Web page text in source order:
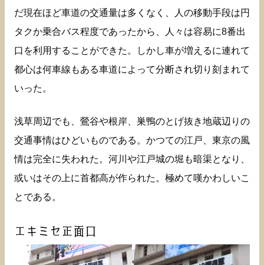
だ現在ほど車道の交通量は多くなく、人の移動手段は円
タクか乗合バス程度であったから、人々は容易に8番出
口を利用することができた。しかし車が増えるに連れて
都心は何車線もある車道によって分断され切り刻まれて
いった。
浅草周辺でも、鶯谷や根岸、巣鴨のとげ抜き地蔵辺りの
交通事情はひどいものである。かつての江戸、東京の風
情は完全に失われた。河川や江戸城の堀も暗渠となり、
或いはその上に首都高が作られた。極めて嘆かわしいこ
とである。
エキミセ正面口